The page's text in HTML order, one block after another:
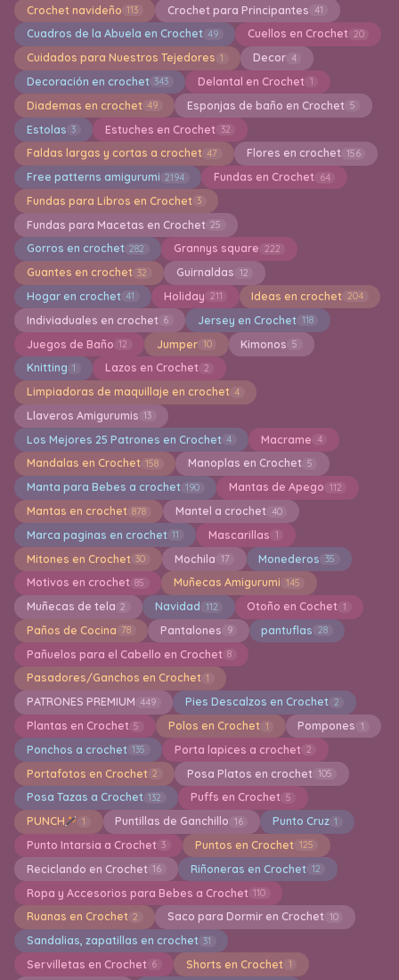
Crochet navideño 113 Crochet para Principantes 41
Cuadros de la Abuela en Crochet 49 Cuellos en Crochet 20
Cuidados para Nuestros Tejedores 1 Decor 4
Decoración en crochet 343 Delantal en Crochet 1
Diademas en crochet 49 Esponjas de baño en Crochet 5
Estolas 3 Estuches en Crochet 32
Faldas largas y cortas a crochet 47 Flores en crochet 156
Free patterns amigurumi 2194 Fundas en Crochet 64
Fundas para Libros en Crochet 3
Fundas para Macetas en Crochet 25
Gorros en crochet 282 Grannys square 222
Guantes en crochet 32 Guirnaldas 12
Hogar en crochet 41 Holiday 211 Ideas en crochet 204
Indiviaduales en crochet 6 Jersey en Crochet 118
Juegos de Baño 12 Jumper 10 Kimonos 5
Knitting 1 Lazos en Crochet 2
Limpiadoras de maquillaje en crochet 4
Llaveros Amigurumis 13
Los Mejores 25 Patrones en Crochet 4 Macrame 4
Mandalas en Crochet 158 Manoplas en Crochet 5
Manta para Bebes a crochet 190 Mantas de Apego 112
Mantas en crochet 878 Mantel a crochet 40
Marca paginas en crochet 11 Mascarillas 1
Mitones en Crochet 30 Mochila 17 Monederos 35
Motivos en crochet 85 Muñecas Amigurumi 145
Muñecas de tela 2 Navidad 112 Otoño en Cochet 1
Paños de Cocina 78 Pantalones 9 pantuflas 28
Pañuelos para el Cabello en Crochet 8
Pasadores/Ganchos en Crochet 1
PATRONES PREMIUM 449 Pies Descalzos en Crochet 2
Plantas en Crochet 5 Polos en Crochet 1 Pompones 1
Ponchos a crochet 135 Porta lapices a crochet 2
Portafotos en Crochet 2 Posa Platos en crochet 105
Posa Tazas a Crochet 132 Puffs en Crochet 5
PUNCH 1 Puntillas de Ganchillo 16 Punto Cruz 1
Punto Intarsia a Crochet 3 Puntos en Crochet 125
Reciclando en Crochet 16 Riñoneras en Crochet 12
Ropa y Accesorios para Bebes a Crochet 110
Ruanas en Crochet 2 Saco para Dormir en Crochet 10
Sandalias, zapatillas en crochet 31
Servilletas en Crochet 6 Shorts en Crochet 1